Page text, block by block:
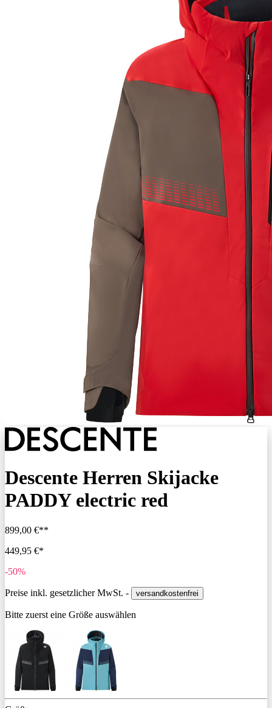
Descente Herren Skijacke
PADDY electric red
899,00 €**
449,95 €*
-50%
Preise inkl. gesetzlicher MwSt. - versandkostenfrei
Bitte zuerst eine Größe auswählen